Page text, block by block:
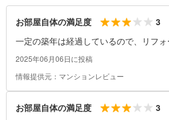
お部屋自体の満足度
3
一定の築年は経過しているので、リフ
住める。
2025年06月06日に投稿
情報提供元：マンションレビュー
お部屋自体の満足度
3